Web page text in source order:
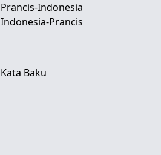
Prancis-Indonesia
Indonesia-Prancis
Kata Baku